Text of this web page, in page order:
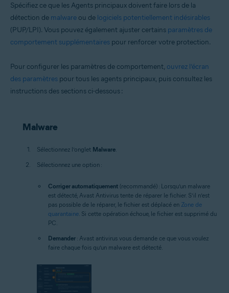
Spécifiez ce que les Agents principaux doivent faire lors de la
détection de malware ou de logiciels potentiellement indésirables
(PUP/LPI). Vous pouvez également ajuster certains paramètres de
comportement supplémentaires pour renforcer votre protection.
Pour configurer les paramètres de comportement, ouvrez l’écran
des paramètres pour tous les agents principaux, puis consultez les
instructions des sections ci-dessous :
Malware
Sélectionnez l’onglet Malware.
Sélectionnez une option :
Corriger automatiquement (recommandé) : Lorsqu’un malware
est détecté, Avast Antivirus tente de réparer le fichier. S’il n’est
pas possible de le réparer, le fichier est déplacé en Zone de
quarantaine. Si cette opération échoue, le fichier est supprimé du
PC.
Demander : Avast antivirus vous demande ce que vous voulez
faire chaque fois qu’un malware est détecté.